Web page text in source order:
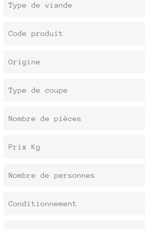
Type de viande
Code produit
Origine
Type de coupe
Nombre de pièces
Prix Kg
Nombre de personnes
Conditionnement